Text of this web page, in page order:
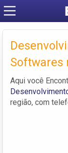
Softwares
Aqui você
região, com